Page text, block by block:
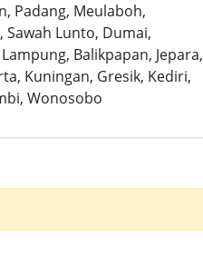
Padang, Meulaboh,
Sawah Lunto, Dumai,
Balikpapan, Jepara,
Kuningan, Gresik, Kediri,
Wonosobo